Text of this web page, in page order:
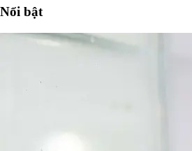
Nổi bật